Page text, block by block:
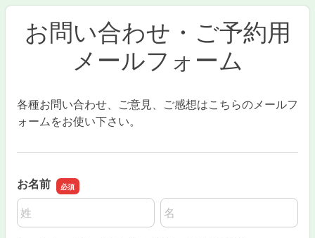
お問い合わせ・ご予約用
メールフォーム
各種お問い合わせ、ご意見、ご感想はこちらのメールフ
ォームをお使い下さい。
お名前
名前の姓
名前の名